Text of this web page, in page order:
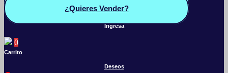
¿Quieres Vender?
Ingresa
0
Carrito
Deseos